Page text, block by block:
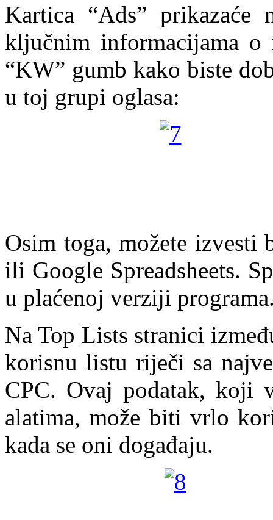
Kartica “Ads” prikazaće
ključnim informacijama
“KW” gumb kako biste
u toj grupi oglasa:
Osim toga, možete
ili Google Spreadsheets.
u plaćenoj verziji
Na Top Lists stranici
korisnu listu riječi sa
CPC. Ovaj podatak, koji
alatima, može biti vrlo
kada se oni događaju.